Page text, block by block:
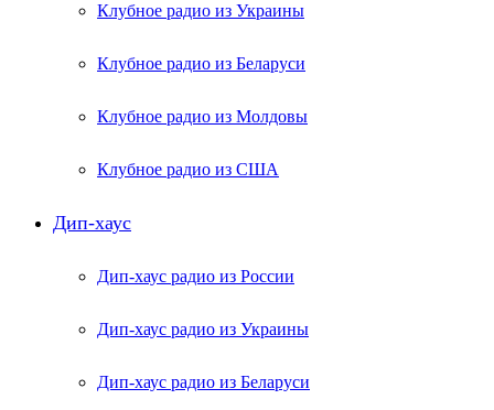
Клубное радио из Украины
Клубное радио из Беларуси
Клубное радио из Молдовы
Клубное радио из США
Дип-хаус
Дип-хаус радио из России
Дип-хаус радио из Украины
Дип-хаус радио из Беларуси